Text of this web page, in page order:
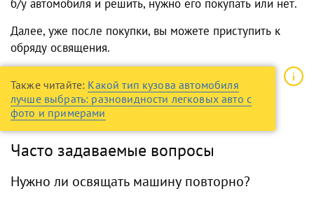
б/у автомобиля и решить, нужно его покупать или нет.
Далее, уже после покупки, вы можете приступить к
обряду освящения.
Также читайте: Какой тип кузова автомобиля
лучше выбрать: разновидности легковых авто с
фото и примерами
Часто задаваемые вопросы
Нужно ли освящать машину повторно?